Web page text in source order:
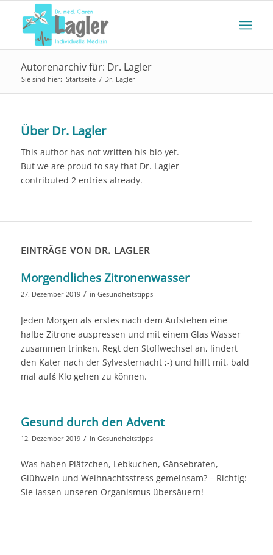
Autorenarchiv für: Dr. Lagler
Sie sind hier: Startseite / Dr. Lagler
Über Dr. Lagler
This author has not written his bio yet.
But we are proud to say that Dr. Lagler
contributed 2 entries already.
EINTRÄGE VON DR. LAGLER
Morgendliches Zitronenwasser
27. Dezember 2019 / in Gesundheitstipps
Jeden Morgen als erstes nach dem Aufstehen eine
halbe Zitrone auspressen und mit einem Glas Wasser
zusammen trinken. Regt den Stoffwechsel an, lindert
den Kater nach der Sylvesternacht ;-) und hilft mit, bald
mal aufś Klo gehen zu können.
Gesund durch den Advent
12. Dezember 2019 / in Gesundheitstipps
Was haben Plätzchen, Lebkuchen, Gänsebraten,
Glühwein und Weihnachtsstress gemeinsam? – Richtig:
Sie lassen unseren Organismus übersäuern!